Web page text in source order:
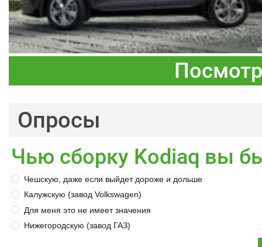
Опросы
Чью сборку Kodiaq вы
Чешскую, даже если выйдет дороже и дольше
Калужскую (завод Volkswagen)
Для меня это не имеет значения
Нижегородскую (завод ГАЗ)